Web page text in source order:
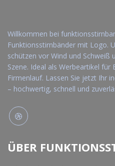
Willkommen bei
Funktionsstirnbänder mit Logo.
schützen vor Wind und Schweiß
Szene. Ideal als Werbeartikel für
Firmenlauf. Lassen Sie jetzt Ihr
– hochwertig, schnell und
ÜBER